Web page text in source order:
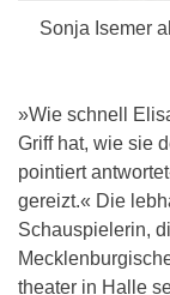
Sonja Isemer
»Wie schnell
Griff hat, wie sie
pointiert
gereizt.« Die
Schauspielerin,
theater in Halle